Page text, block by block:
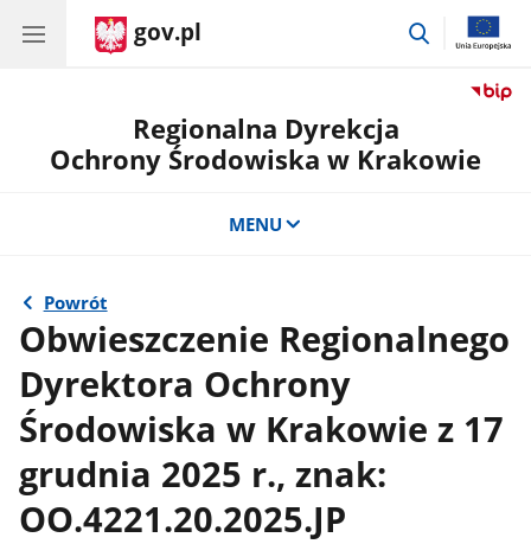
gov.pl
przejdź
Regionalna Dyrekcja
Ochrony Środowiska w Krakowie
MENU
Powrót
Obwieszczenie Regionalnego
Dyrektora Ochrony
Środowiska w Krakowie z 17
grudnia 2025 r., znak:
OO.4221.20.2025.JP